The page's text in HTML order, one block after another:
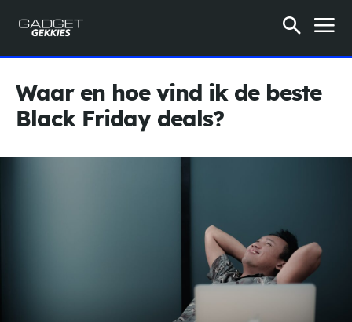
Waar en hoe vind ik de beste
Black Friday deals?